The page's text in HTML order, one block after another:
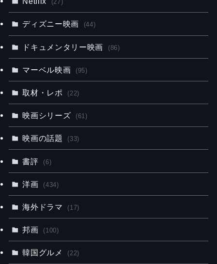
(27)
ディズニー映画 (44)
ドキュメンタリー映画 (86)
マーベル映画 (95)
取材・レポ (22)
映画シリーズ (61)
映画の話題 (33)
書評 (6)
洋画 (434)
海外ドラマ (17)
邦画 (100)
韓国グルメ (22)